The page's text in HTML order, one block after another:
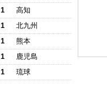
1
高知
1
北九州
1
熊本
1
鹿児島
1 琉球